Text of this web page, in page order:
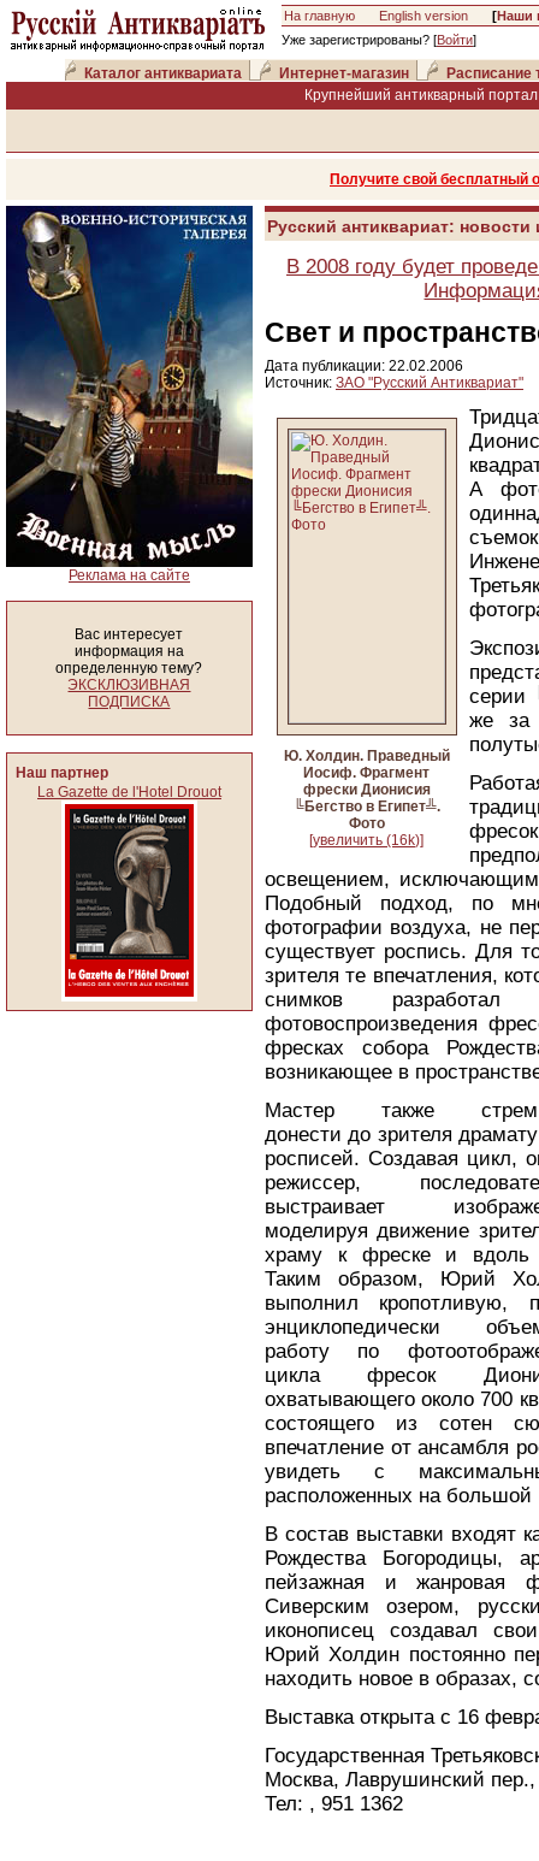
На главную English version [Наши
Уже зарегистрированы? [Войти]
Каталог антиквариата Интернет-магазин
Расписание
Крупнейший антикварный
Получите свой
Реклама на сайте
Вас интересует
информация на
определенную тему?
ЭКСКЛЮЗИВНАЯ
ПОДПИСКА
Наш партнер
La Gazette de l'Hotel Drouot
Русский антиквариат:
В 2008 году будет
Свет и
Дата публикации: 22.02.2006
Источник: ЗАО "Русский Антиквариат"
Ю. Холдин. Праведный
Иосиф. Фрагмент
фрески Дионисия
╚Бегство в Египет╩.
Фото
[увеличить (16k)]
А
серии
же за
освещением, исключающим
Подобный подход, по
фотографии воздуха, не
существует роспись. Для
зрителя те впечатления,
снимков
фотовоспроизведения
фресках собора
возникающее в
Мастер также
донести до зрителя
росписей. Создавая цикл,
режиссер,
выстраивает
моделируя движение
храму к фреске и вдоль
Таким образом, Юрий
выполнил кропотливую,
энциклопедически
работу по
цикла фресок
охватывающего около 700
состоящего из сотен
впечатление от ансамбля
увидеть с
расположенных на большой
В состав выставки входят
Рождества Богородицы,
пейзажная и жанровая
Сиверским озером,
иконописец создавал
Юрий Холдин постоянно
находить новое в образах,
Выставка открыта с 16
Государственная
Москва, Лаврушинский пер.,
Тел: , 951 1362